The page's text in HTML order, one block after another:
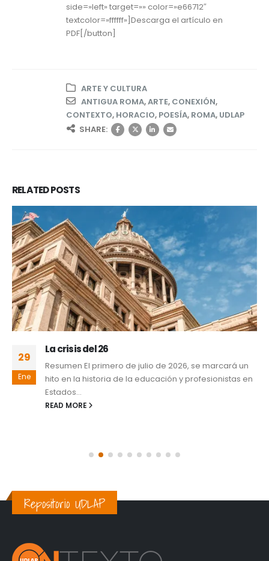
side=»left» target=»» color=»e66712″
textcolor=»ffffff»]Descarga el artículo en
PDF[/button]
ARTE Y CULTURA
ANTIGUA ROMA,ARTE, CONEXIÓN,
CONTEXTO, HORACIO, POESÍA, ROMA, UDLAP
SHARE:
RELATEDPOSTS
29
Ene
La crisis del 26
Resumen El primero de julio de 2026, se marcará un
hito en la historia de la educación y profesionistas en
Estados...
READ MORE
Repositorio UDLAP